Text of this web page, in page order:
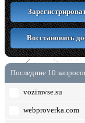
Восстановить
Последние 10
vozimvse.su
webproverka.com